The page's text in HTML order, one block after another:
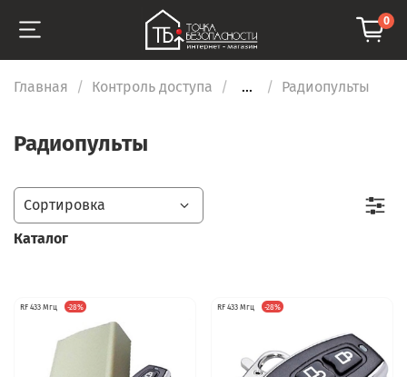
0
Главная Контроль доступа ... Радиопульты
Радиопульты
RF 433 Мгц -28% RF 433 Мгц -28%
Каталог